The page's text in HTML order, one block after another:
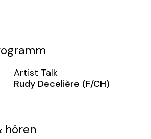
Artist Talk
Rudy Decelière (F/CH)
hören